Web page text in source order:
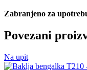
Zabranjeno za
Povezani
Na upit